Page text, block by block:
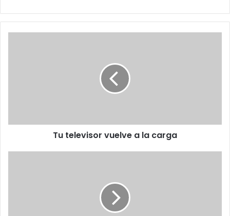
Tu televisor vuelve a la carga